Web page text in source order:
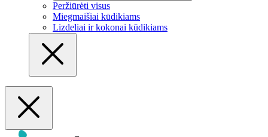
Peržiūrėti visus
Miegmaišiai kūdikiams
Lizdeliai ir kokonai kūdikiams